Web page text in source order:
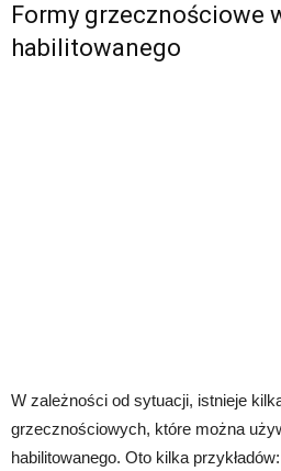
Formy grzecznościowe
habilitowanego
W zależności od sytuacji, istnieje
grzecznościowych, które można
habilitowanego. Oto kilka przykładów: